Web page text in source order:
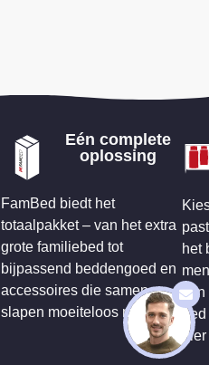
Eén complete
oplossing
FamBed biedt het
totaalpakket – van het extra
grote familiebed tot
bijpassend beddengoed en
accessoires die samen
slapen moeiteloos maken.
het
van